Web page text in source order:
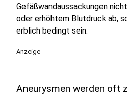
Gefäßwandaussackungen
oder erhöhtem Blutdruck ab,
erblich bedingt sein.
Anzeige
Aneurysmen werden oft